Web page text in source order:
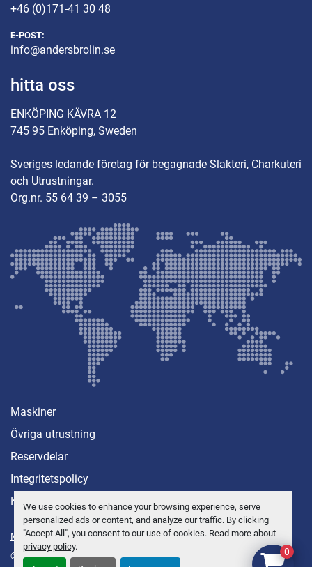
We use cookies to enhance your browsing experience, serve
personalized ads or content, and analyze our traffic. By clicking
"Accept All", you consent to our use of cookies. Read more about
privacy policy.
+46 (0)171-41 30 48
E-POST:
info@andersbrolin.se
hitta oss
ENKÖPING KÄVRA 12
745 95 Enköping, Sweden
Sveriges ledande företag för begagnade Slakteri, Charkuteri
och Utrustningar.
Org.nr. 55 64 39 – 3055
Maskiner
Övriga utrustning
Reservdelar
Integritetspolicy
Kontakt
Manage Cookies
© Copyright Anders Brolin AB 2026 0